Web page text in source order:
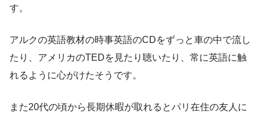
す。
アルクの英語教材の時事英語のCDをずっと車の中で流し
たり、アメリカのTEDを見たり聴いたり、常に英語に触
れるように心がけたそうです。
また20代の頃から長期休暇が取れるとパリ在住の友人に